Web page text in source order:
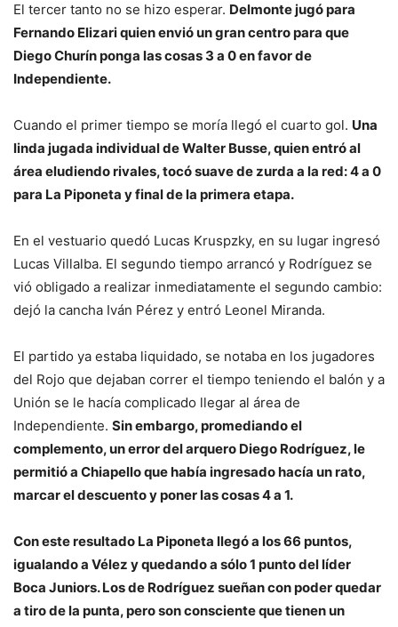
El tercer tanto no se hizo esperar. Delmonte jugó para
Fernando Elizari quien envió un gran centro para que
Diego Churín ponga las cosas 3 a 0 en favor de
Independiente.
Cuando el primer tiempo se moría llegó el cuarto gol. Una
linda jugada individual de Walter Busse, quien entró al
área eludiendo rivales, tocó suave de zurda a la red: 4 a 0
para La Piponeta y final de la primera etapa.
En el vestuario quedó Lucas Kruspzky, en su lugar ingresó
Lucas Villalba. El segundo tiempo arrancó y Rodríguez se
vió obligado a realizar inmediatamente el segundo cambio:
dejó la cancha Iván Pérez y entró Leonel Miranda.
El partido ya estaba liquidado, se notaba en los jugadores
del Rojo que dejaban correr el tiempo teniendo el balón y a
Unión se le hacía complicado llegar al área de
Independiente. Sin embargo, promediando el
complemento, un error del arquero Diego Rodríguez, le
permitió a Chiapello que había ingresado hacía un rato,
marcar el descuento y poner las cosas 4 a 1.
Con este resultado La Piponeta llegó a los 66 puntos,
igualando a Vélez y quedando a sólo 1 punto del líder
Boca Juniors. Los de Rodríguez sueñan con poder quedar
a tiro de la punta, pero son consciente que tienen un